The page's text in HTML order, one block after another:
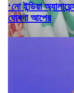
‘নো ইন্ডিয়া
ঘোষণা আপের